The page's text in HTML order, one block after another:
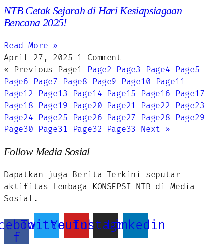
NTB Cetak Sejarah di Hari Kesiapsiagaan
Bencana 2025!
Read More »
April 27, 2025 1 Comment
« Previous
Page1 Page2 Page3 Page4 Page5
Page6 Page7 Page8 Page9 Page10 Page11
Page12 Page13 Page14 Page15 Page16 Page17
Page18 Page19 Page20 Page21 Page22 Page23
Page24 Page25 Page26 Page27 Page28 Page29
Page30 Page31 Page32 Page33 Next »
Follow Media Sosial
Dapatkan juga Berita Terkini seputar
aktifitas Lembaga KONSEPSI NTB di Media
Sosial.
f
TwitterYoutube
Instagram
Linkedin